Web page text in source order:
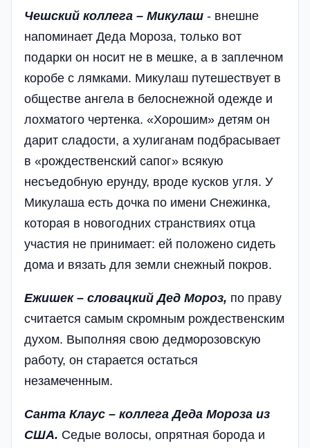
Чешский коллега – Микулаш - внешне
напоминает Деда Мороза, только вот
подарки он носит не в мешке, а в заплечном
коробе с лямками. Микулаш путешествует в
обществе ангела в белоснежной одежде и
лохматого чертенка. «Хорошим» детям он
дарит сладости, а хулиганам подбрасывает
в «рождественский сапог» всякую
несъедобную ерунду, вроде кусков угля. У
Микулаша есть дочка по имени Снежинка,
которая в новогодних странствиях отца
участия не принимает: ей положено сидеть
дома и вязать для земли снежный покров.
Ежишек – словацкий Дед Мороз, по праву
считается самым скромным рождественским
духом. Выполняя свою дедморозовскую
работу, он старается остаться
незамеченным.
Санта Клаус – коллега Деда Мороза из
США. Седые волосы, опрятная борода и